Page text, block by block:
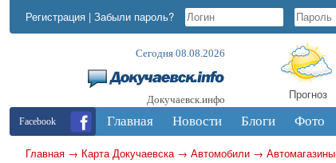
Регистрация | Забыли пароль?
Сегодня 08.08.2026
Докучаевск.инфо Прогноз
Facebook Главная Новости Блоги Фото
Главная → Карта Докучаевска→ Автомобили → Автомагазины